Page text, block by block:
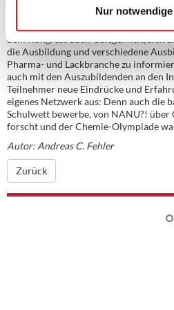
Nur
Schulpartnerschaften hervor.
Die mehr als einhundert
dem Kongress auch Gelegenheit, sich
die Ausbildung und verschiedene
Pharma- und Lackbranche zu
auch mit den Auszubildenden an den
Teilnehmer neue Eindrücke und
eigenes Netzwerk aus: Denn auch die
Schulwett bewerbe, von NANU?! über
forscht und der Chemie-Olympiade
Autor: Andreas C. Fehler
Zurück